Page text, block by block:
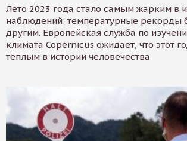
Лето 2023 года стало самым жарким в
наблюдений: температурные рекорды
другим. Европейская служба по
климата Copernicus ожидает, что этот
тёплым в истории человечества